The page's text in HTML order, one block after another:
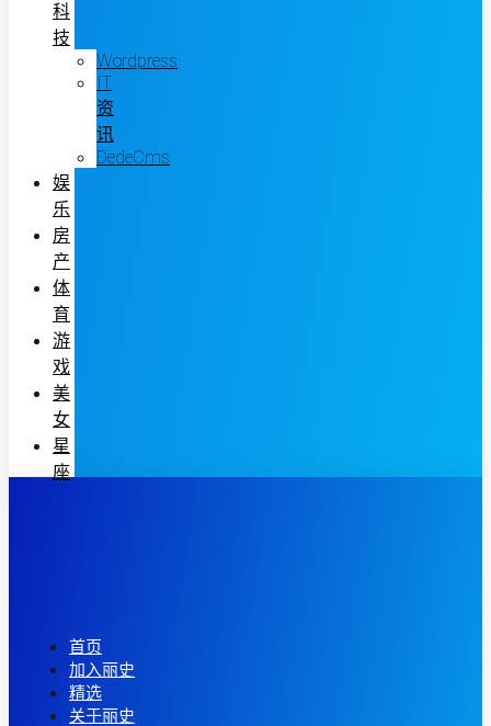
科
技
Wordpress
IT
资
讯
DedeCms
娱
乐
房
产
体
育
游
戏
美
女
星
座
首页
加入丽史
精选
关于丽史